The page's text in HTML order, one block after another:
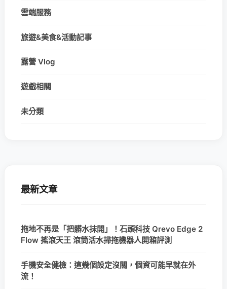
雲端服務
旅遊&美食&活動記事
露營 Vlog
遊戲相關
未分類
最新文章
拖地不再是「把髒水抹開」！石頭科技 Qrevo Edge 2
Flow 搖滾天王 滾筒活水掃拖機器人開箱評測
手機安全健檢：這幾個設定沒關，個資可能早就在外
流！